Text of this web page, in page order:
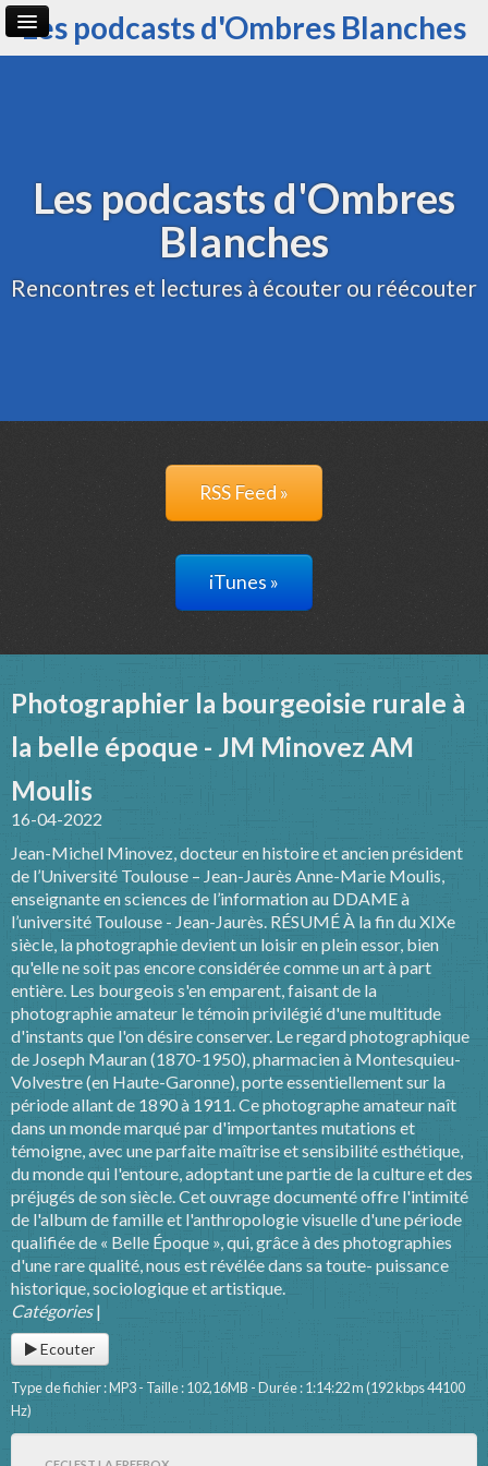
Les podcasts d'Ombres Blanches
Les podcasts d'Ombres
Blanches
Rencontres et lectures à écouter ou réécouter
RSS Feed »
iTunes »
Photographier la bourgeoisie rurale à
la belle époque - JM Minovez AM
Moulis
16-04-2022
Jean-Michel Minovez, docteur en histoire et ancien président
de l’Université Toulouse – Jean-Jaurès Anne-Marie Moulis,
enseignante en sciences de l’information au DDAME à
l’université Toulouse - Jean-Jaurès. RÉSUMÉ À la fin du XIXe
siècle, la photographie devient un loisir en plein essor, bien
qu'elle ne soit pas encore considérée comme un art à part
entière. Les bourgeois s'en emparent, faisant de la
photographie amateur le témoin privilégié d'une multitude
d'instants que l'on désire conserver. Le regard photographique
de Joseph Mauran (1870-1950), pharmacien à Montesquieu-
Volvestre (en Haute-Garonne), porte essentiellement sur la
période allant de 1890 à 1911. Ce photographe amateur naît
dans un monde marqué par d'importantes mutations et
témoigne, avec une parfaite maîtrise et sensibilité esthétique,
du monde qui l'entoure, adoptant une partie de la culture et des
préjugés de son siècle. Cet ouvrage documenté offre l'intimité
de l'album de famille et l'anthropologie visuelle d'une période
qualifiée de « Belle Époque », qui, grâce à des photographies
d'une rare qualité, nous est révélée dans sa toute- puissance
historique, sociologique et artistique.
Catégories|
Ecouter
Type de fichier : MP3 - Taille : 102,16MB - Durée : 1:14:22 m (192 kbps 44100
Hz)